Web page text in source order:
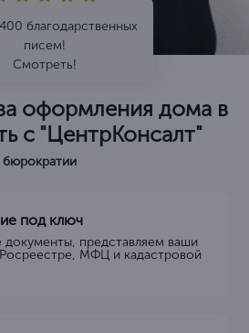
благодарственных
писем!
Смотреть!
оформления дома в
с "ЦентрКонсалт"
под ключ
документы, представляем ваши
МФЦ и кадастровой